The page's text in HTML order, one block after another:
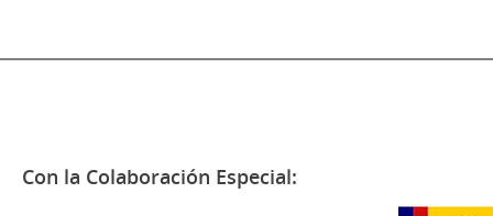
Con la Colaboración Especial: